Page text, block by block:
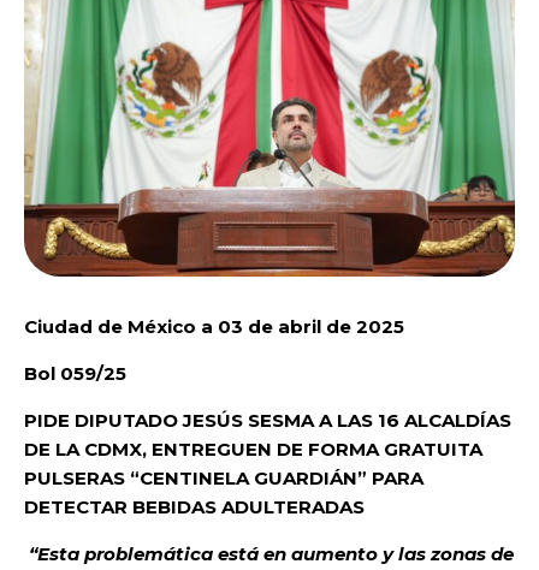
Ciudad de México a 03 de abril de 2025
Bol 059/25
PIDE DIPUTADO JESÚS SESMA A LAS 16 ALCALDÍAS
DE LA CDMX, ENTREGUEN DE FORMA GRATUITA
PULSERAS “CENTINELA GUARDIÁN” PARA
DETECTAR BEBIDAS ADULTERADAS
“Esta problemática está en aumento y las zonas de